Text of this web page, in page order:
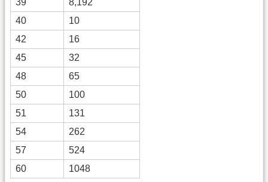
39
8,192
40
10
42
16
45
32
48
65
50
100
51
131
54
262
57
524
60
1048